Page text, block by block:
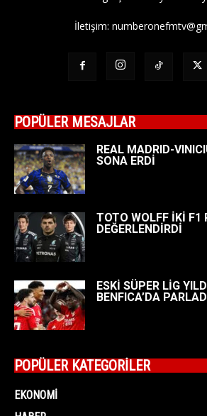
İletişim:
POPÜLER MESAJLAR
REAL MADRID-
SONA ERDİ
TOTO WOLFF İKİ F1
DEĞERLENDİRDİ
ESKİ SÜPER LİG
BENFICA’DA
POPÜLER KATEGORİLER
EKONOMI